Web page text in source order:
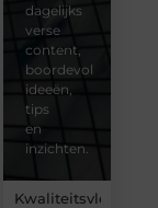
dagelijks
verse
content,
boordevol
ideeën,
tips
en
inzichten.
Kwaliteitsvlees